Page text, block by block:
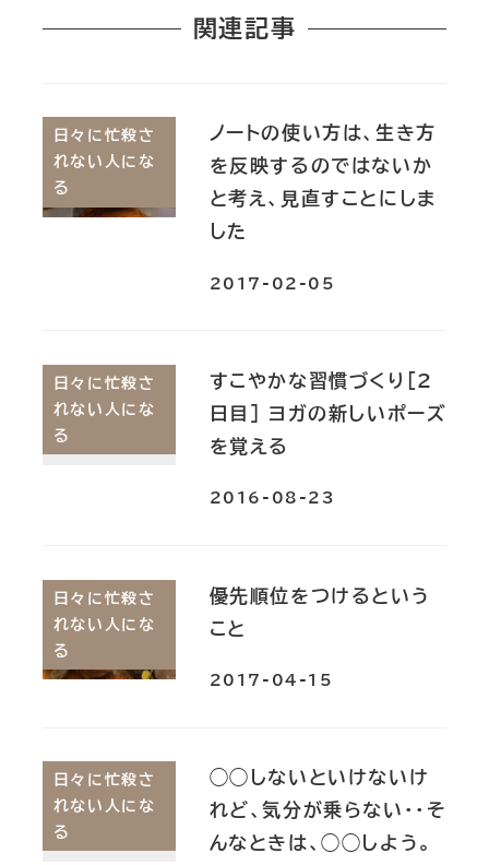
関連記事
日々に忙殺さ
れない人にな
る
ノートの使い方は、生き方
を反映するのではないか
と考え、見直すことにしま
した
2017-02-05
日々に忙殺さ
れない人にな
る
すこやかな習慣づくり[2
日目] ヨガの新しいポーズ
を覚える
2016-08-23
日々に忙殺さ
れない人にな
る
優先順位をつけるという
こと
2017-04-15
日々に忙殺さ
れない人にな
る
◯◯しないといけないけ
れど、気分が乗らない・・そ
んなときは、◯◯しよう。